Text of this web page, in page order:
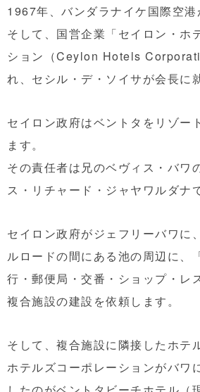
1967年、バンダラナイケ国際空港
そして、国営企業「セイロン・ホ
ション（Ceylon Hotels
れ、セシル・デ・ソイサが会長に
セイロン政府はベントタをリゾー
ます。
その責任者は兄のベヴィス・バワ
ス・リチャード・ジャヤワルダナ
セイロン政府がジェフリーバワに
ルロードの間にある池の周辺に、
行・郵便局・交番・ショップ・レ
複合施設の建設を依頼します。
そして、複合施設に隣接したホテ
ホテルズコーポレーションがバワ